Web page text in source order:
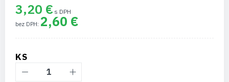
3,20 €
2,60 €
KS